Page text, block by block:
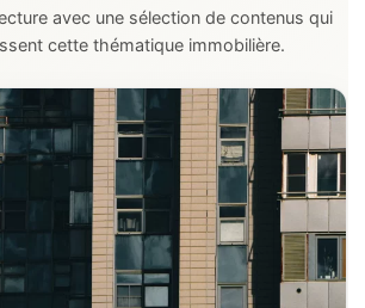
avec une sélection de contenus qui
cette thématique immobilière.